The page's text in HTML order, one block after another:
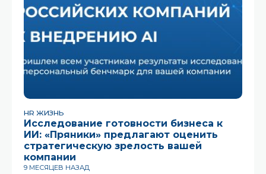
HR ЖИЗНЬ
Исследование готовности бизнеса к
ИИ: «Пряники» предлагают оценить
стратегическую зрелость вашей
компании
9 МЕСЯЦЕВ НАЗАД